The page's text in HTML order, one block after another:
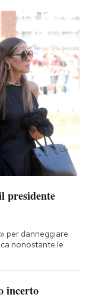
presidente
per danneggiare
nonostante le
incerto